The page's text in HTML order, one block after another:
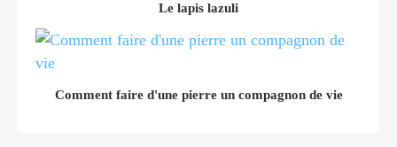
Le lapis lazuli
Comment faire d'une pierre un compagnon de vie